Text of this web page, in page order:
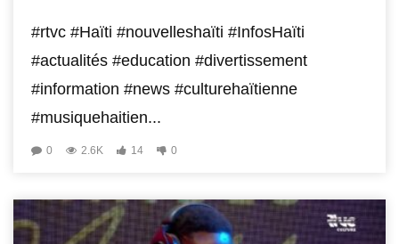
#rtvc #Haïti #nouvelleshaïti #InfosHaïti
#actualités #education #divertissement
#information #news #culturehaïtienne
#musiquehaitien...
0 2.6K 14 0